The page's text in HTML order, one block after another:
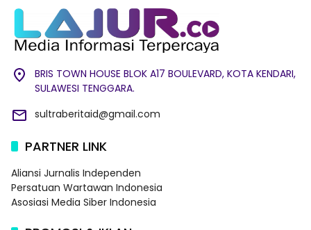
BRIS TOWN HOUSE BLOK A17 BOULEVARD, KOTA KENDARI,
SULAWESI TENGGARA.
sultraberitaid@gmail.com
PARTNER LINK
Aliansi Jurnalis Independen
Persatuan Wartawan Indonesia
Asosiasi Media Siber Indonesia